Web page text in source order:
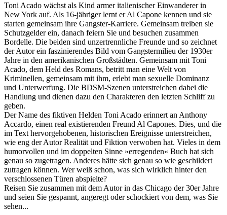
Toni Acado wächst als Kind armer italienischer Einwanderer in
New York auf. Als 16-jähriger lernt er Al Capone kennen und sie
starten gemeinsam ihre Gangster-Karriere. Gemeinsam treiben sie
Schutzgelder ein, danach feiern Sie und besuchen zusammen
Bordelle. Die beiden sind unzertrennliche Freunde und so zeichnet
der Autor ein faszinierendes Bild vom Gangstermilieu der 1930er
Jahre in den amerikanischen Großstädten. Gemeinsam mit Toni
Acado, dem Held des Romans, betritt man eine Welt von
Kriminellen, gemeinsam mit ihm, erlebt man sexuelle Dominanz
und Unterwerfung. Die BDSM-Szenen unterstreichen dabei die
Handlung und dienen dazu den Charakteren den letzten Schliff zu
geben.
Der Name des fiktiven Helden Toni Acado erinnert an Anthony
Accardo, einen real existierenden Freund Al Capones. Dies, und die
im Text hervorgehobenen, historischen Ereignisse unterstreichen,
wie eng der Autor Realität und Fiktion verwoben hat. Vieles in dem
humorvollen und im doppelten Sinne »erregenden« Buch hat sich
genau so zugetragen. Anderes hätte sich genau so wie geschildert
zutragen können. Wer weiß schon, was sich wirklich hinter den
verschlossenen Türen abspielte?
Reisen Sie zusammen mit dem Autor in das Chicago der 30er Jahre
und seien Sie gespannt, angeregt oder schockiert von dem, was Sie
sehen...